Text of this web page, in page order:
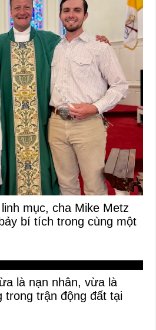
mục, cha Mike Metz
bí tích trong cùng một
là nạn nhân, vừa là
trong trận động đất tại